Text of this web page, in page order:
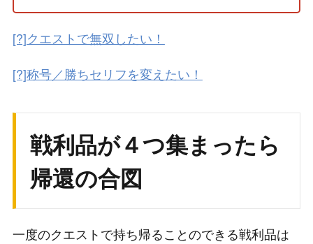
[?]クエストで無双したい！
[?]称号／勝ちセリフを変えたい！
戦利品が４つ集まったら
帰還の合図
一度のクエストで持ち帰ることのできる戦利品は